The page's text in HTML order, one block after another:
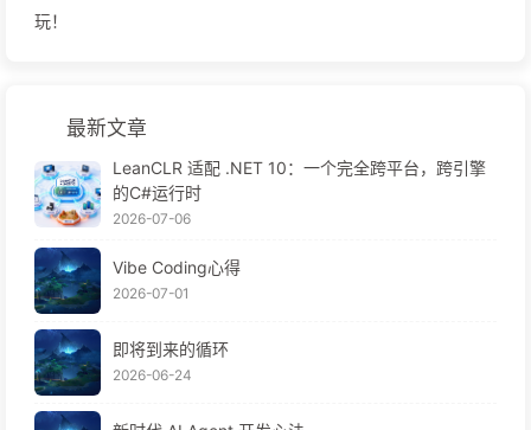
玩！
最新文章
LeanCLR 适配 .NET 10：一个完全跨平台，跨引擎
的C#运行时
2026-07-06
Vibe Coding心得
2026-07-01
即将到来的循环
2026-06-24